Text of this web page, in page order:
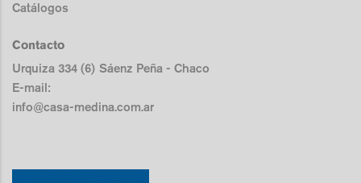
Catálogos
Contacto
Urquiza 334 (6) Sáenz Peña - Chaco
E-mail:
info@casa-medina.com.ar